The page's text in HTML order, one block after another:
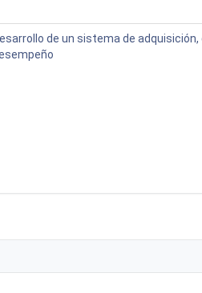
de un sistema de